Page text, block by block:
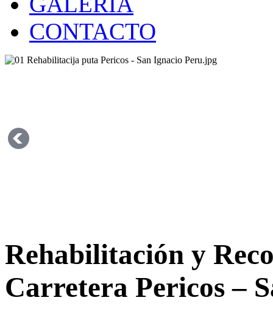
CONTACTO
Rehabilitación y
Carretera Pericos –